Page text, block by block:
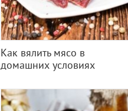
Как вялить мясо в
домашних условиях